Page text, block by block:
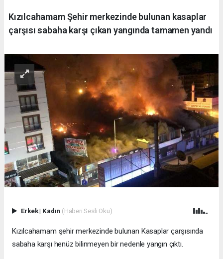
Kızılcahamam Şehir merkezinde bulunan kasaplar
çarşısı sabaha karşı çıkan yangında tamamen yandı
Erkek| Kadın (Haberi Sesli Oku)
Kızılcahamam şehir merkezinde bulunan Kasaplar çarşısında
sabaha karşı henüz bilinmeyen bir nedenle yangın çıktı.